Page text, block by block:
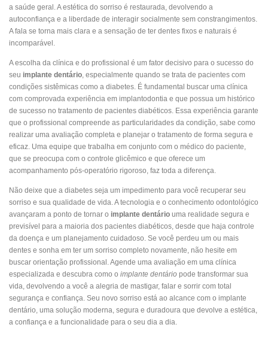
a saúde geral. A estética do sorriso é restaurada, devolvendo a
autoconfiança e a liberdade de interagir socialmente sem constrangimentos.
A fala se torna mais clara e a sensação de ter dentes fixos e naturais é
incomparável.
A escolha da clínica e do profissional é um fator decisivo para o sucesso do
seu implante dentário, especialmente quando se trata de pacientes com
condições sistêmicas como a diabetes. É fundamental buscar uma clínica
com comprovada experiência em implantodontia e que possua um histórico
de sucesso no tratamento de pacientes diabéticos. Essa experiência garante
que o profissional compreende as particularidades da condição, sabe como
realizar uma avaliação completa e planejar o tratamento de forma segura e
eficaz. Uma equipe que trabalha em conjunto com o médico do paciente,
que se preocupa com o controle glicêmico e que oferece um
acompanhamento pós-operatório rigoroso, faz toda a diferença.
Não deixe que a diabetes seja um impedimento para você recuperar seu
sorriso e sua qualidade de vida. A tecnologia e o conhecimento odontológico
avançaram a ponto de tornar o implante dentário uma realidade segura e
previsível para a maioria dos pacientes diabéticos, desde que haja controle
da doença e um planejamento cuidadoso. Se você perdeu um ou mais
dentes e sonha em ter um sorriso completo novamente, não hesite em
buscar orientação profissional. Agende uma avaliação em uma clínica
especializada e descubra como o implante dentário pode transformar sua
vida, devolvendo a você a alegria de mastigar, falar e sorrir com total
segurança e confiança. Seu novo sorriso está ao alcance com o implante
dentário, uma solução moderna, segura e duradoura que devolve a estética,
a confiança e a funcionalidade para o seu dia a dia.